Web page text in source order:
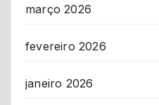
março 2026
fevereiro 2026
janeiro 2026